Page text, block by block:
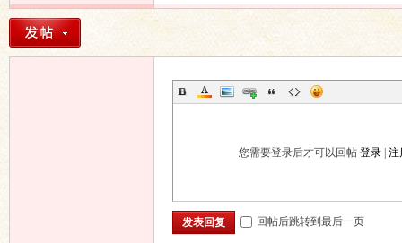
您需要登录后才可以回帖 登录 注
发表回复 回帖后跳转到最后一页